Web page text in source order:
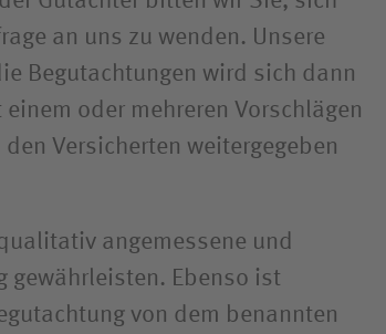
an uns zu wenden. Unsere
Begutachtungen wird sich dann
oder mehreren Vorschlägen
Versicherten weitergegeben
angemessene und
gewährleisten. Ebenso ist
von dem benannten